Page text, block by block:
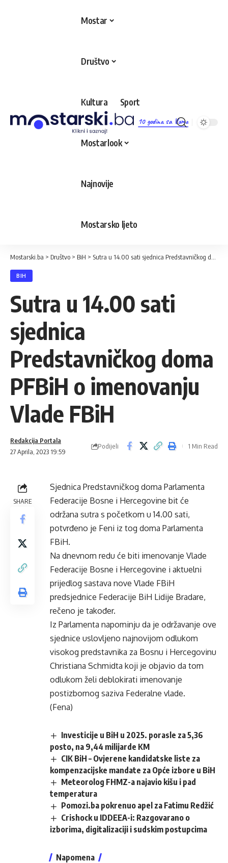
10 godina sa Vama
Mostar
Društvo
Kultura Sport
Mostarlook
Najnovije
Mostarsko ljeto
Mostarski.ba > Društvo > BiH > Sutra u 14.00 sati sjednica Predstavničkog doma PFBiH o imenovanju Vlade FBiH
BIH
Sutra u 14.00 sati
sjednica
Predstavničkog doma
PFBiH o imenovanju
Vlade FBiH
27 Aprila, 2023 19:59
Redakcija Portala
Podijeli 1 Min Read
SHARE
Sjednica Predstavničkog doma Parlamenta
Federacije Bosne i Hercegovine bit će
održana sutra s početkom u 14.00 sati,
potvrđeno je Feni iz tog doma Parlamenta
FBiH.
Na dnevnom redu će biti imenovanje Vlade
Federacije Bosne i Hercegovine i aktuelni
prijedlog sastava nove Vlade FBiH
predsjednice Federacije BiH Lidije Bradare,
rečeno je također.
Iz Parlamenta napominju da je održavanje ove
sjednice uslovljeno najnovijom odlukom
visokog predstavnika za Bosnu i Hercegovinu
Christiana Schmidta koji je objavio da tom
odlukom želi deblokirati imenovanje
postizbornog saziva Federalne vlade.
(Fena)
Investicije u BiH u 2025. porasle za 5,36
posto, na 9,44 milijarde KM
CIK BiH – Ovjerene kandidatske liste za
kompenzacijske mandate za Opće izbore u BiH
Meteorolog FHMZ-a najavio kišu i pad
temperatura
Pomozi.ba pokrenuo apel za Fatimu Redžić
Crishock u IDDEEA-i: Razgovarano o
izborima, digitalizaciji i sudskim postupcima
Napomena